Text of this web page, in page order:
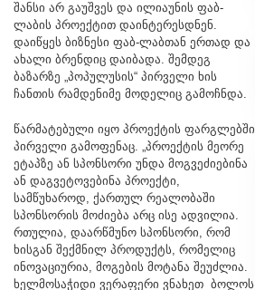
შანსი არ გაუშვეს და ილიაუნის ფაბ-
ლაბის პროექტით დაინტერესდნენ.
დაიწყეს ბიზნესი ფაბ-ლაბთან ერთად და
ახალი ბრენდიც დაიბადა. შემდეგ
ბაზარზე „პოპულუსის“ პირველი ხის
ჩანთის რამდენიმე მოდელიც გამოჩნდა.
წარმატებული იყო პროექტის ფარგლებში
პირველი გამოფენაც. „პროექტის მეორე
ეტაპზე ან სპონსორი უნდა მოგვეძიებინა
ან დაგვეტოვებინა პროექტი,
სამწუხაროდ, ქართულ რეალობაში
სპონსორის მოძიება არც ისე ადვილია.
რთულია, დაარწმუნო სპონსორი, რომ
ხისგან შექმნილ პროდუქტს, რომელიც
ინოვაციურია, მოგების მოტანა შეუძლია.
ხელმოსაჭიდი ვერაფერი ვნახეთ ბოლოს